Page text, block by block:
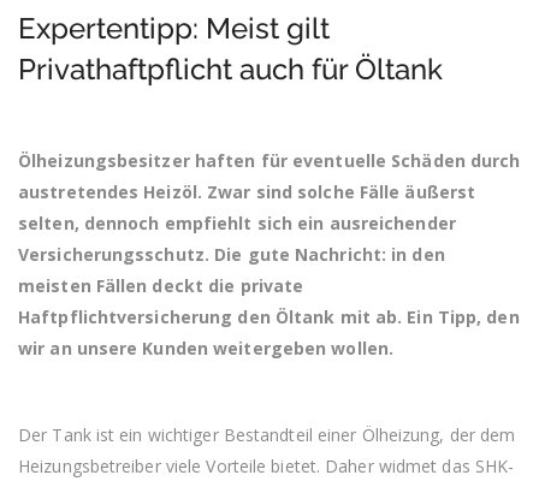
Expertentipp: Meist gilt
Privathaftpflicht auch für Öltank
Ölheizungsbesitzer haften für eventuelle Schäden durch
austretendes Heizöl. Zwar sind solche Fälle äußerst
selten, dennoch empfiehlt sich ein ausreichender
Versicherungsschutz. Die gute Nachricht: in den
meisten Fällen deckt die private
Haftpflichtversicherung den Öltank mit ab. Ein Tipp, den
wir an unsere Kunden weitergeben wollen.
Der Tank ist ein wichtiger Bestandteil einer Ölheizung, der dem
Heizungsbetreiber viele Vorteile bietet. Daher widmet das SHK-